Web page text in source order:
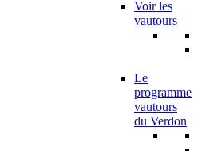
Voir les
vautours
Le
programme
vautours
du Verdon